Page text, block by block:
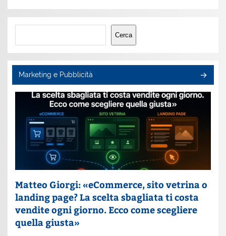
Cerca
Cerca
Marketing e Pubblicità
Matteo Giorgi: «eCommerce, sito vetrina o
landing page? La scelta sbagliata ti costa
vendite ogni giorno. Ecco come scegliere
quella giusta»